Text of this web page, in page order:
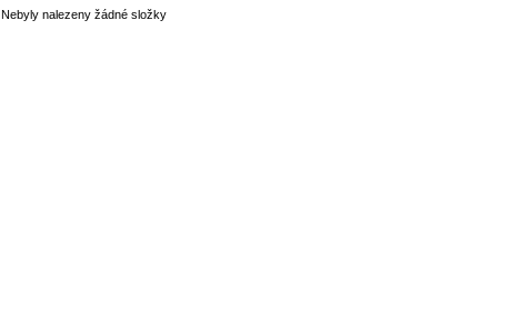
Nebyly nalezeny žádné složky